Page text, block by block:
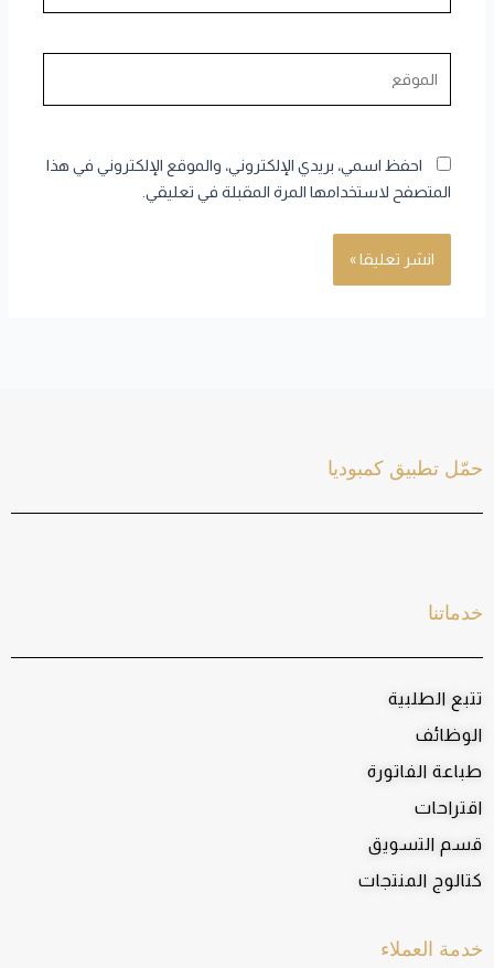
احفظ اسمي، بريدي الإلكتروني، والموقع الإلكتروني في هذا
المتصفح لاستخدامها المرة المقبلة في تعليقي.
خدمة العملاء
خدماتنا
تتبع الطلبية
الوظائف
طباعة الفاتورة
اقتراحات
قسم التسويق
كتالوج المنتجات
حمّل تطبيق كمبوديا